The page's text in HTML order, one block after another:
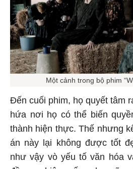
Một cảnh trong bộ phim
Đến cuối phim, họ quyết tâm
hứa nơi họ có thể biến
thành hiện thực. Thế nhưng
án này lại không được tốt
như vậy vò yếu tố văn hóa